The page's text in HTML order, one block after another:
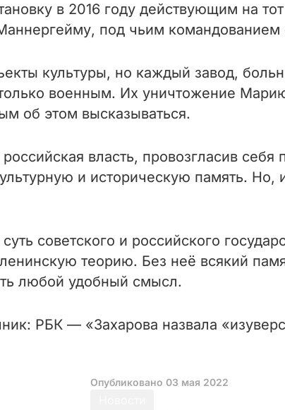
в 2016 году действующим на
под чьим командованием
культуры, но каждый завод,
военным. Их уничтожение
об этом высказываться.
власть, провозгласив
и историческую память. Но,
советского и российского
теорию. Без неё всякий
любой удобный смысл.
РБК — «Захарова назвала
Опубликовано 03 мая 2022